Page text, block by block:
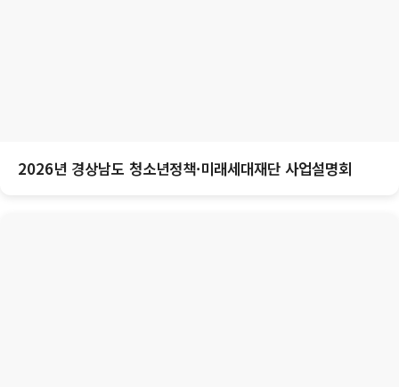
2026년 경상남도 청소년정책·미래세대재단 사업설명회